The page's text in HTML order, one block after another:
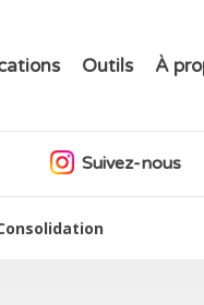
Outils À
Suivez-nous